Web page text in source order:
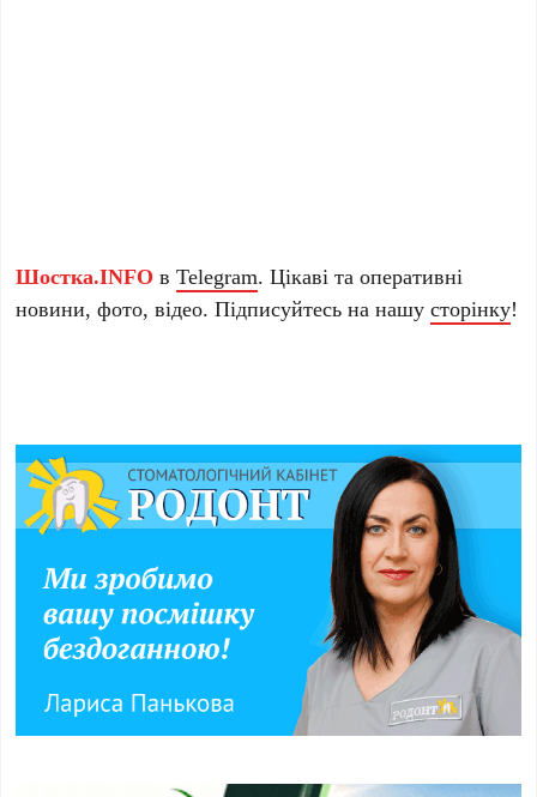
Шостка.INFO вTelegram. Цікаві та оперативні
новини, фото, відео. Підписуйтесь на нашусторінку!